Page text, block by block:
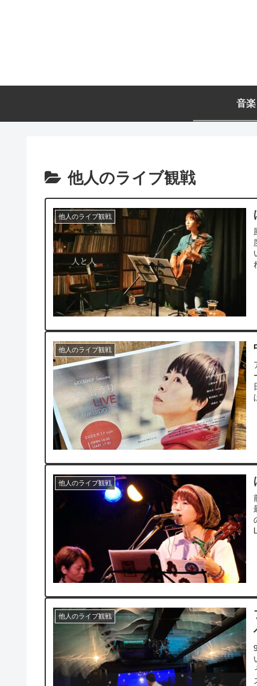
音楽
他人のライブ観戦
他人のライブ観戦
他人のライブ観戦
他人のライブ観戦
他人のライブ観戦